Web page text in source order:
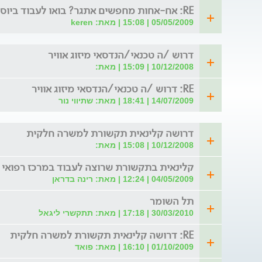
RE: אח-אחות מחפשים אתגר? בואו לעבוד ביוספטל
05/05/2009 | 15:08 | מאת: keren
דרוש /ה טכנאי/הנדסאי מיזוג אוויר
10/12/2008 | 15:09 | מאת:
RE: דרוש /ה טכנאי/הנדסאי מיזוג אוויר
14/07/2009 | 18:41 | מאת: שתיווי נור
דרושה קלינאית תקשורת למשרה חלקית
10/12/2008 | 15:08 | מאת:
קלינאית בתקשורת שרוצה לעבוד במרכז
04/05/2009 | 12:24 | מאת: רינה בדראן
תל השומר
30/03/2010 | 17:18 | מאת: תתקשרי ליגאל
RE: דרושה קלינאית תקשורת למשרה חלקית
01/10/2009 | 16:10 | מאת: פואד